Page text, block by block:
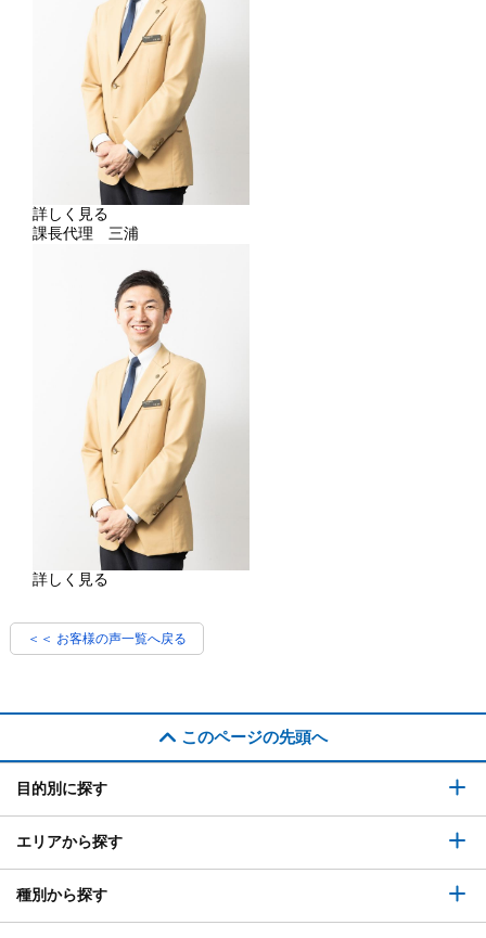
詳しく見る
課長代理 三浦
詳しく見る
＜＜ お客様の声一覧へ戻る
このページの先頭へ
目的別に探す
エリアから探す
種別から探す